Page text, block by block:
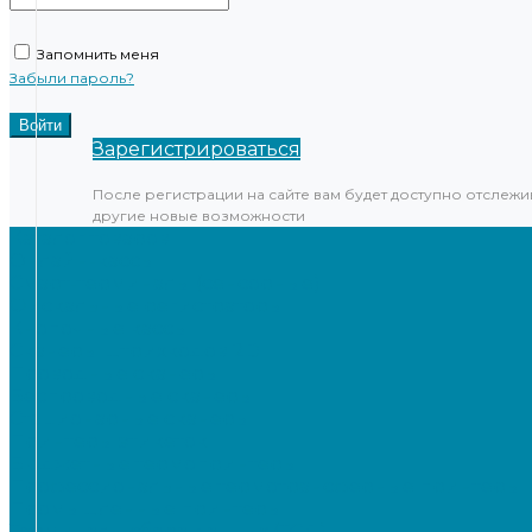
Запомнить меня
Забыли пароль?
Зарегистрироваться
После регистрации на сайте вам будет доступно
другие новые возможности